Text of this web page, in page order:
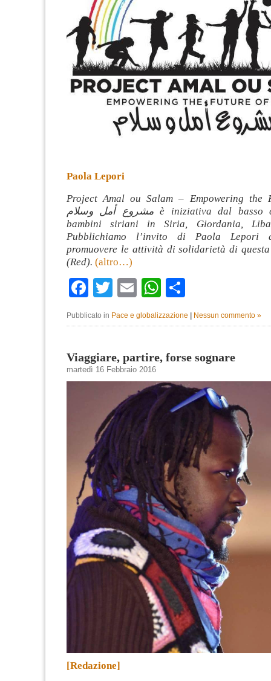
Paola Lepori
Project Amal ou Salam – Empowering the
مشروع أمل وسلام è iniziativa dal basso che supporta i
bambini siriani in Siria, Giordania,
Pubblichiamo l’invito di Paola Lepori
promuovere le attività di solidarietà di
(Red). (altro…)
Facebook
Twitter
EmailWhatsApp
Pubblicato in Pace e globalizzazione | Nessun commento »
Viaggiare, partire, forse sognare
martedì 16 Febbraio 2016
[Redazione]